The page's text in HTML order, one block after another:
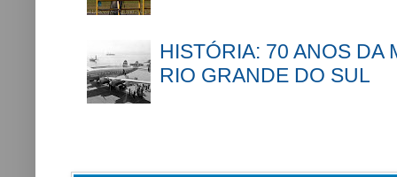
HISTÓRIA: 70 ANOS DA
RIO GRANDE DO SUL